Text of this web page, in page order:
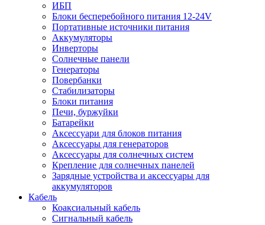
ИБП
Блоки бесперебойного питания 12-24V
Портативные источники питания
Аккумуляторы
Инверторы
Солнечные панели
Генераторы
Повербанки
Стабилизаторы
Блоки питания
Печи, буржуйки
Батарейки
Аксессуари для блоков питания
Аксессуары для генераторов
Аксессуары для солнечных систем
Крепление для солнечных панелей
Зарядные устройства и аксессуары для
аккумуляторов
Кабель
Коаксиальный кабель
Сигнальный кабель